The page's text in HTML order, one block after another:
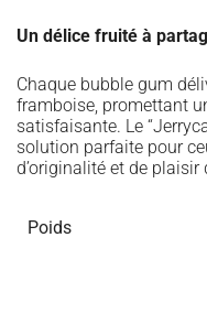
Un délice fruité à
Chaque bubble gum
framboise, promettant
satisfaisante. Le
solution parfaite pour
d’originalité et de
Poids